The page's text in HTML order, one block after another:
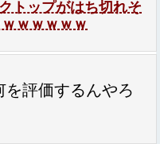
トップがはち切れそ
ｗｗｗｗｗ
を評価するんやろ